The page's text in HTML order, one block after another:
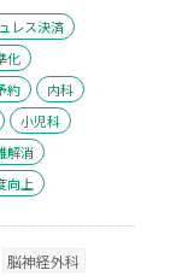
レス決済
化
約
内科
小児科
解消
向上
脳神経外科